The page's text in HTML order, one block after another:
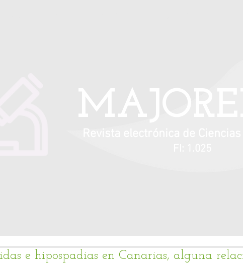
Revista electrónica de
e hipospadias en Canarias, alguna